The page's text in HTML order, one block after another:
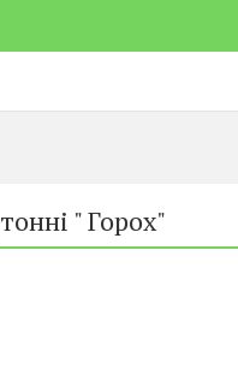
" Горох"